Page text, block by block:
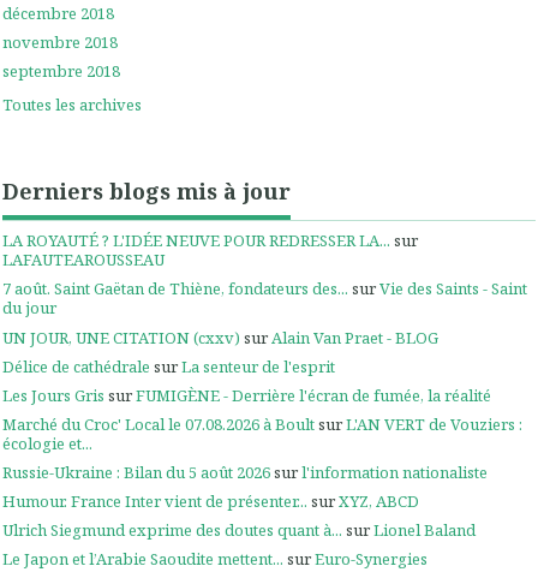
décembre 2018
novembre 2018
septembre 2018
Toutes les archives
Derniers blogs mis à jour
LA ROYAUTÉ ? L'IDÉE NEUVE POUR REDRESSER LA... sur
LAFAUTEAROUSSEAU
7 août. Saint Gaëtan de Thiène, fondateurs des... surVie des Saints - Saint
du jour
UN JOUR, UNE CITATION (cxxv) sur Alain Van Praet - BLOG
Délice de cathédrale surLa senteur de l'esprit
Les Jours Gris surFUMIGÈNE - Derrière l'écran de fumée, la réalité
Marché du Croc' Local le 07.08.2026 à BoultsurL'AN VERT de Vouziers :
écologie et...
Russie-Ukraine : Bilan du 5 août 2026surl'information nationaliste
Humour. France Inter vient de présenter... surXYZ, ABCD
Ulrich Siegmund exprime des doutes quant à... surLionel Baland
Le Japon et l’Arabie Saoudite mettent... surEuro-Synergies